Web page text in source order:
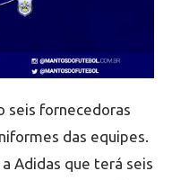
seis fornecedoras
das equipes.
Adidas que terá seis